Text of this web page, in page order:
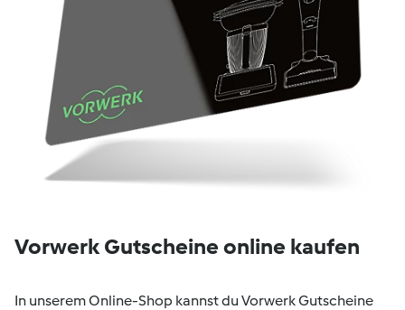
Vorwerk Gutscheine online kaufen
In unserem Online-Shop kannst du Vorwerk Gutscheine